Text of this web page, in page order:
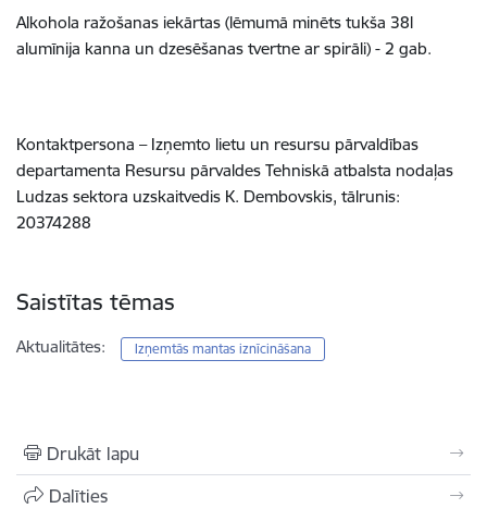
Alkohola ražošanas iekārtas (lēmumā minēts tukša 38l
alumīnija kanna un dzesēšanas tvertne ar spirāli) - 2 gab.
Kontaktpersona – Izņemto lietu un resursu pārvaldības
departamenta Resursu pārvaldes Tehniskā atbalsta nodaļas
Ludzas sektora uzskaitvedis K. Dembovskis, tālrunis:
20374288
Saistītas tēmas
Aktualitātes: Izņemtās mantas iznīcināšana
Drukāt lapu
Dalīties